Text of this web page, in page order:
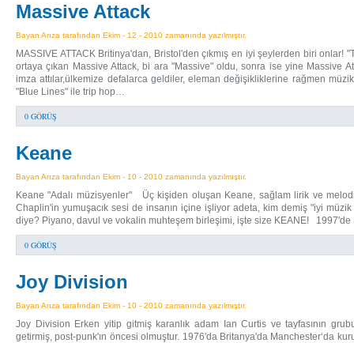
Massive Attack
Bayan Arıza tarafından Ekim - 12 - 2010 zamanında yazılmıştır.
MASSIVE ATTACK Britinya'dan, Bristol'den çıkmış en iyi şeylerden biri onlar!
ortaya çıkan Massive Attack, bi ara "Massive" oldu, sonra ise yine Massive
imza attılar,ülkemize defalarca geldiler, eleman değişikliklerine rağmen
"Blue Lines" ile trip hop…
0 GÖRÜŞ
Keane
Bayan Arıza tarafından Ekim - 10 - 2010 zamanında yazılmıştır.
Keane "Adalı müzisyenler" Üç kişiden oluşan Keane, sağlam lirik ve
Chaplin'in yumuşacık sesi de insanın içine işliyor adeta, kim demiş "iyi
diye? Piyano, davul ve vokalin muhteşem birleşimi, işte size KEANE!
0 GÖRÜŞ
Joy Division
Bayan Arıza tarafından Ekim - 10 - 2010 zamanında yazılmıştır.
Joy Division Erken yitip gitmiş karanlık adam Ian Curtis ve tayfasının
getirmiş, post-punk'ın öncesi olmuştur. 1976'da Britanya'da Manchester‘da